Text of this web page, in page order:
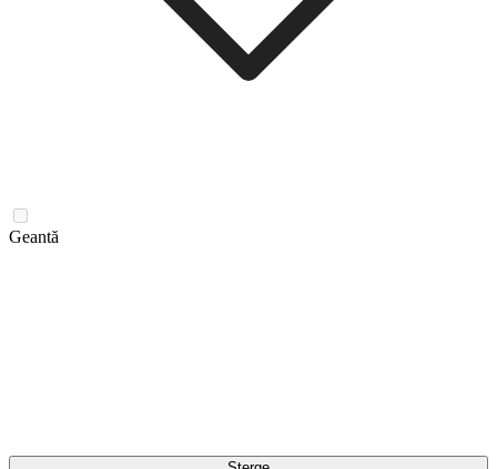
Geantă